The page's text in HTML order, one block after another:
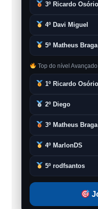
3º Ricardo Osório
4º Davi Miguel
5º Matheus Braga
Top do nível Avançado
1º Ricardo Osório
2º Diego
3º Matheus Braga
4º MarlonDS
5º rodfsantos